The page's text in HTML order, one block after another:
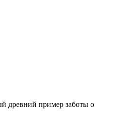
древний пример заботы о